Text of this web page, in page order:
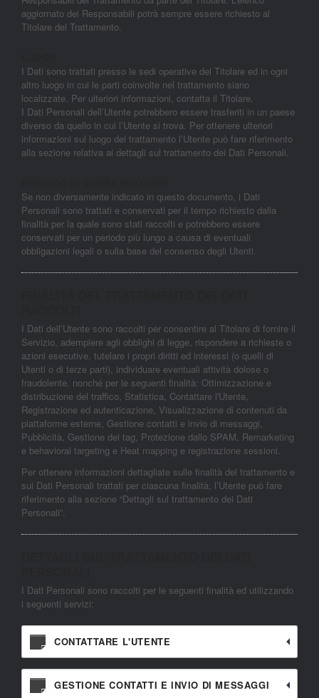
aggiornato dei Responsabili potrà sempre essere richiesto al
Titolare del Trattamento.
I Dati sono trattati presso le sedi operative del Titolare ed in ogni
altro luogo in cui le parti coinvolte nel trattamento siano
localizzate. Per ulteriori informazioni, contatta il Titolare.
I Dati Personali dell’Utente potrebbero essere trasferiti in un paese
diverso da quello in cui l’Utente si trova. Per ottenere ulteriori
informazioni sul luogo del trattamento l’Utente può fare riferimento
alla sezione relativa ai dettagli sul trattamento dei Dati Personali.
Se non diversamente indicato in questo documento, i Dati
Personali sono trattati e conservati per il tempo richiesto dalla
finalità per la quale sono stati raccolti e potrebbero essere
conservati per un periodo più lungo a causa di eventuali
obbligazioni legali o sulla base del consenso degli Utenti.
I Dati dell’Utente sono raccolti per consentire al Titolare di fornire il
Servizio, adempiere agli obblighi di legge, rispondere a richieste o
azioni esecutive, tutelare i propri diritti ed interessi (o quelli di
Utenti o di terze parti), individuare eventuali attività dolose o
fraudolente, nonché per le seguenti finalità: Ottimizzazione e
distribuzione del traffico, Statistica, Contattare l'Utente,
Registrazione ed autenticazione, Visualizzazione di contenuti da
piattaforme esterne, Gestione contatti e invio di messaggi,
Pubblicità, Gestione dei tag, Protezione dallo SPAM, Remarketing
e behavioral targeting e Heat mapping e registrazione sessioni.
Per ottenere informazioni dettagliate sulle finalità del trattamento e
sui Dati Personali trattati per ciascuna finalità, l’Utente può fare
riferimento alla sezione “Dettagli sul trattamento dei Dati
Personali”.
I Dati Personali sono raccolti per le seguenti finalità ed utilizzando
i seguenti servizi:
CONTATTARE L'UTENTE
GESTIONE CONTATTI E INVIO DI MESSAGGI